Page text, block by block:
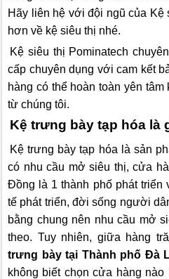
Hãy liên hệ với đội ngũ của Kệ
hơn về kệ siêu thị nhé.
Kệ siêu thị Pominatech
cấp chuyên dụng với cam kết
hàng có thể hoàn toàn yên
từ chúng tôi.
Kệ trưng bày tạp hóa là
Kệ trưng bày tạp hóa là sản
có nhu cầu mở siêu thị, cửa
Đồng là 1 thành phố phát triển
tế phát triển, đời sống người
bằng chung nên nhu cầu mở
theo. Tuy nhiên, giữa hàng
trưng bày tại Thành phố Đà
không biết chọn cửa hàng